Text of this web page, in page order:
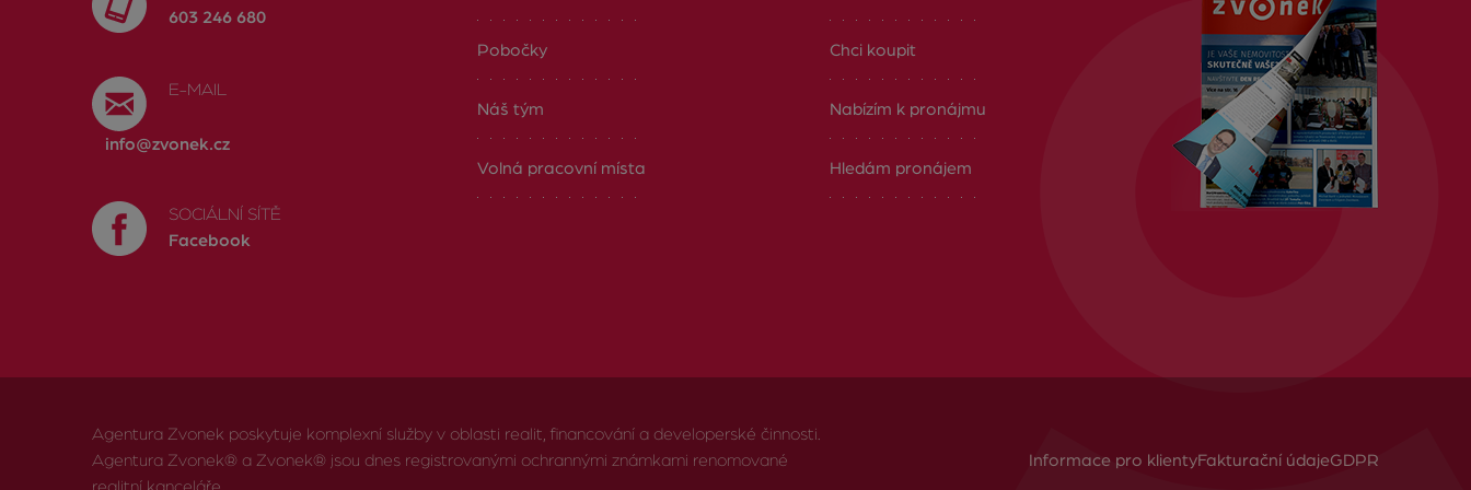
603 246 680
E-MAIL
info@zvonek.cz
SOCIÁLNÍ SÍTĚ
Facebook
Pobočky
Náš tým
Volná pracovní místa
Chci koupit
Nabízím k pronájmu
Hledám pronájem
Agentura Zvonek poskytuje komplexní služby v oblasti realit, financování a developerské činnosti.
Agentura Zvonek® a Zvonek® jsou dnes registrovanými ochrannými známkami renomované
Informace pro klientyFakturační údajeGDPR